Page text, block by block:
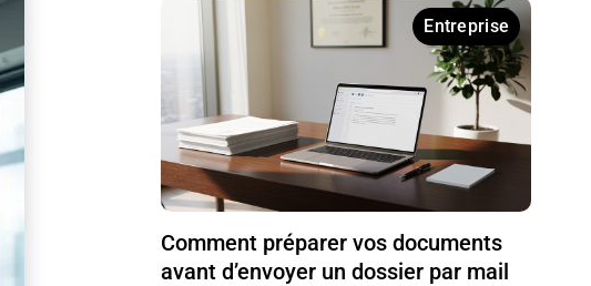
Entreprise
Comment préparer vos documents
avant d’envoyer un dossier par mail